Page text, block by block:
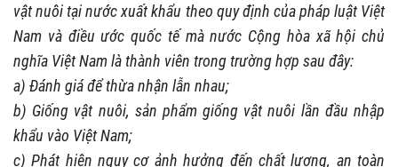
vật nuôi tại nước xuất khẩu theo quy định của pháp luật Việt
Nam và điều ước quốc tế mà nước Cộng hòa xã hội chủ
nghĩa Việt Nam là thành viên trong trường hợp sau đây:
a) Đánh giá để thừa nhận lẫn nhau;
b) Giống vật nuôi, sản phẩm giống vật nuôi lần đầu nhập
khẩu vào Việt Nam;
c) Phát hiện nguy cơ ảnh hưởng đến chất lượng, an toàn